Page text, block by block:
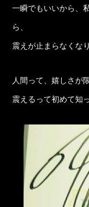
一瞬でもいいから、
ら、
震えが止まらなくな
人間って、嬉しさが
震えるって初めて知